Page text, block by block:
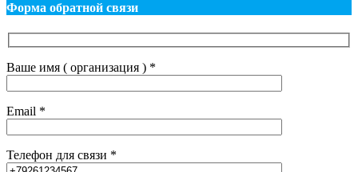
Форма обратной связи
Ваше имя ( организация ) *
Email *
Телефон для связи *